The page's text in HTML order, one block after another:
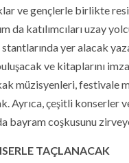
ve gençlerle birlikte
da katılımcıları uzay
yer alacak
ve kitaplarını
müzisyenleri, festivale
Ayrıca, çeşitli konserler
bayram coşkusunu
TAÇLANACAK